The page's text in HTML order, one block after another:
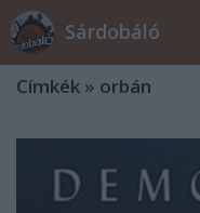
Sárdobáló
Címkék » orbán